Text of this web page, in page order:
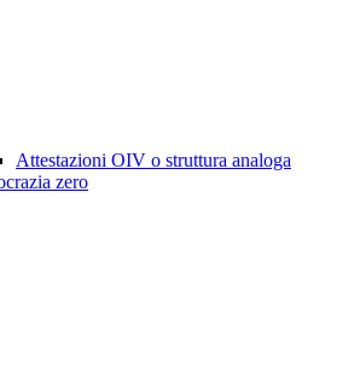
Attestazioni OIV o struttura analoga
zero